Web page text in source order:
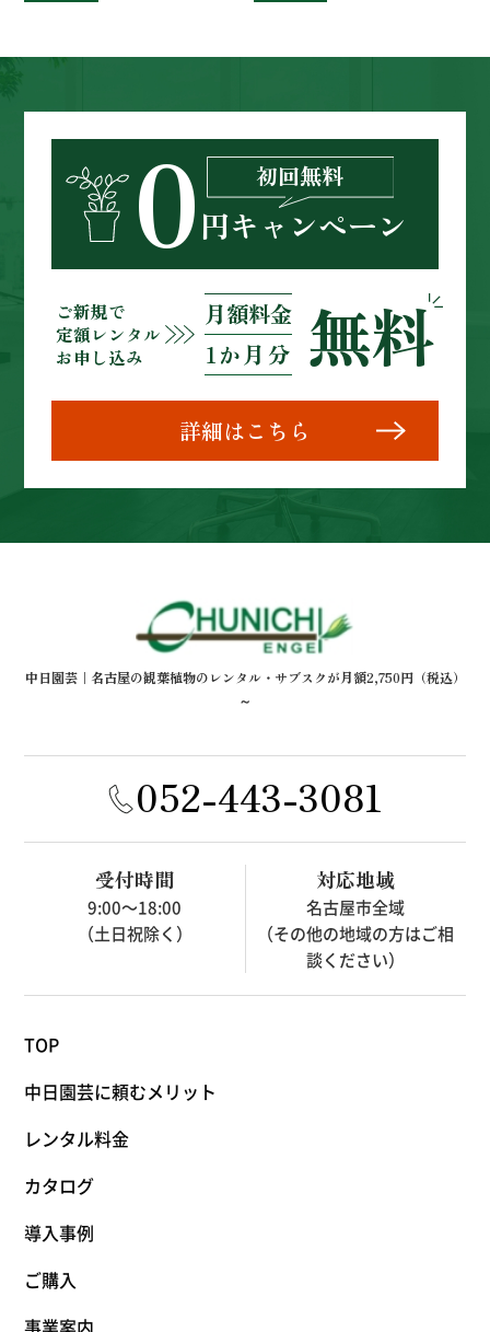
初回無料
0円キャンペーン
ご新規で
定額レンタル
お申し込み
月額料金
1か月分
無料
詳細はこちら
中日園芸｜名古屋の観葉植物のレンタル・サブスクが月額2,750円（税込）
～
052-443-3081
受付時間
9:00～18:00
（土日祝除く）
対応地域
名古屋市全域
（その他の地域の方はご相
談ください）
TOP
中日園芸に頼むメリット
レンタル料金
カタログ
導入事例
ご購入
事業案内